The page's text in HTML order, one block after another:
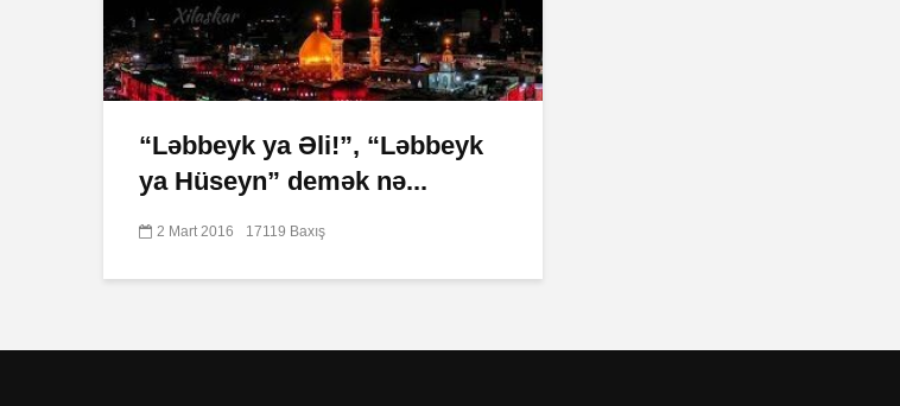
“Ləbbeyk ya Əli!”, “Ləbbeyk
ya Hüseyn” demək nə...
2 Mart 2016 17119 Baxış